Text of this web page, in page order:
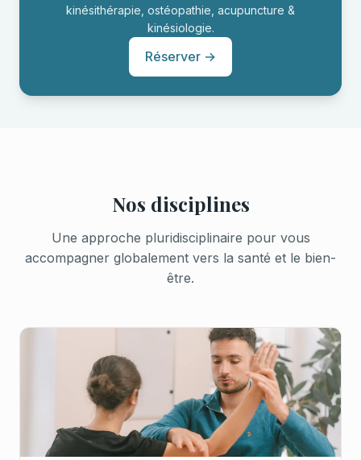
kinésithérapie, ostéopathie, acupuncture &
kinésiologie.
Réserver →
Nos disciplines
Une approche pluridisciplinaire pour vous
accompagner globalement vers la santé et le bien-
être.